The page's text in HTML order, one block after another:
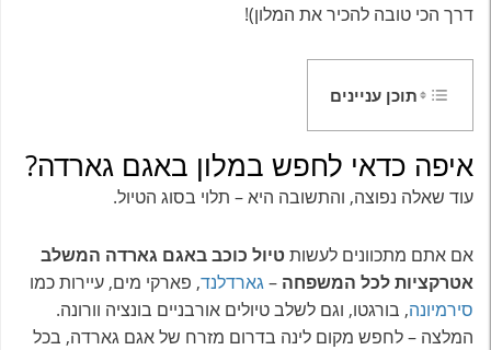
דרך הכי טובה להכיר את המלון)!
תוכן עניינים
איפה כדאי לחפש במלון באגם גארדה?
עוד שאלה נפוצה, והתשובה היא – תלוי בסוג הטיול.
אם אתם מתכוונים לעשותטיול כוכב באגם גארדה המשלב
אטרקציות לכל המשפחה –גארדלנד, פארקי מים, עיירות כמו
סירמיונה, בורגטו, וגם לשלב טיולים אורבניים בונציה וורונה.
המלצה – לחפש מקום לינה בדרום מזרח של אגם גארדה, בכל